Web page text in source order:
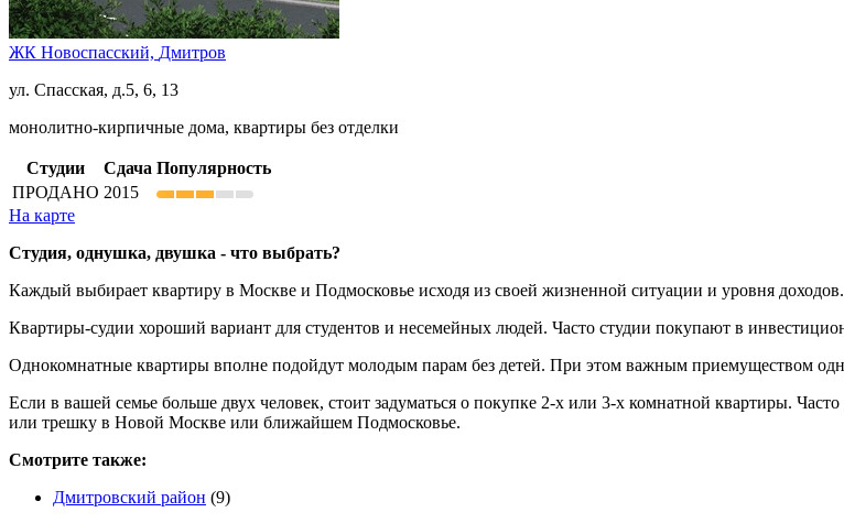
ЖК Новоспасский, Дмитров
ул. Спасская, д.5, 6, 13
монолитно-кирпичные дома, квартиры без отделки
Студии Сдача Популярность
ПРОДАНО 2015
На карте
Студия, однушка, двушка - что выбрать?
Каждый выбирает квартиру в Москве и Подмосковье исходя из своей жизненной ситуации и уровня доходов.
Квартиры-судии хороший вариант для студентов и несемейных людей. Часто студии покупают в
Однокомнатные квартиры вполне подойдут молодым парам без детей. При этом важным приемуществом
Если в вашей семье больше двух человек, стоит задуматься о покупке 2-х или 3-х комнатной квартиры.
или трешку в Новой Москве или ближайшем Подмосковье.
Смотрите также:
Дмитровский район (9)